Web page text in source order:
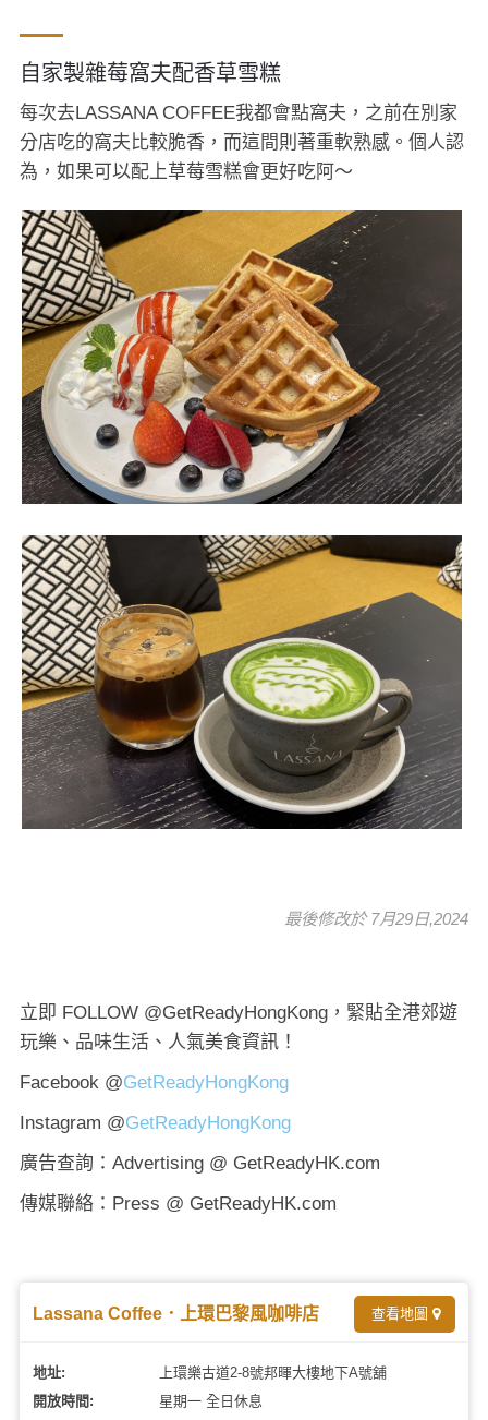
自家製雜莓窩夫配香草雪糕
每次去LASSANA COFFEE我都會點窩夫，之前在別家
分店吃的窩夫比較脆香，而這間則著重軟熟感。個人認
為，如果可以配上草莓雪糕會更好吃阿～
最後修改於 7月29日,2024
立即 FOLLOW @GetReadyHongKong，緊貼全港郊遊
玩樂、品味生活、人氣美食資訊！
Facebook @GetReadyHongKong
Instagram @GetReadyHongKong
廣告查詢：Advertising @ GetReadyHK.com
傳媒聯絡：Press @ GetReadyHK.com
Lassana Coffee．上環巴黎風咖啡店 查看地圖
地址:
上環樂古道2-8號邦暉大樓地下A號舖
開放時間:
星期一 全日休息